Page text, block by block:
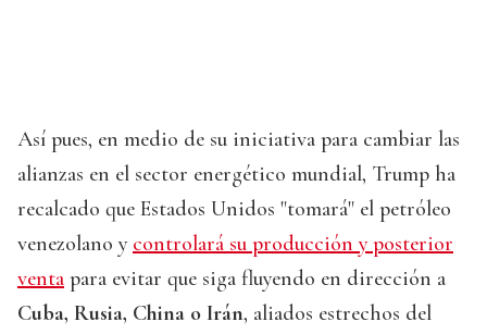
Así pues, en medio de su iniciativa para cambiar las
alianzas en el sector energético mundial, Trump ha
recalcado que Estados Unidos "tomará" el petróleo
venezolano y controlará su producción y posterior
venta para evitar que siga fluyendo en dirección a
Cuba, Rusia, China o Irán, aliados estrechos del